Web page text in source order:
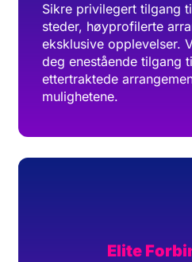
Sikre privilegert tilgang
steder, høyprofilerte
eksklusive opplevelser.
deg enestående tilgang
ettertraktede
mulighetene.
Elite